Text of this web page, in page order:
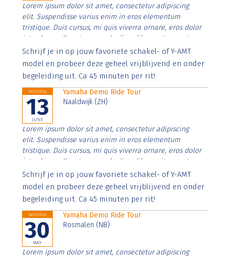
Lorem ipsum dolor sit amet, consectetur adipiscing
elit. Suspendisse varius enim in eros elementum
tristique. Duis cursus, mi quis viverra ornare, eros dolor
interdum nulla, ut commodo diam libero vitae erat.
Aenean faucibus nibh et justo cursus id rutrum lorem
imperdiet. Nunc ut sem vitae risus tristique posuere.
Schrijf je in op jouw favoriete schakel- of Y-AMT
model en probeer deze geheel vrijblijvend en onder
begeleiding uit. Ca 45 minuten per rit!
Saturday
13
JUNE
Yamaha Demo Ride Tour
Naaldwijk (ZH)
Lorem ipsum dolor sit amet, consectetur adipiscing
elit. Suspendisse varius enim in eros elementum
tristique. Duis cursus, mi quis viverra ornare, eros dolor
interdum nulla, ut commodo diam libero vitae erat.
Aenean faucibus nibh et justo cursus id rutrum lorem
imperdiet. Nunc ut sem vitae risus tristique posuere.
Schrijf je in op jouw favoriete schakel- of Y-AMT
model en probeer deze geheel vrijblijvend en onder
begeleiding uit. Ca 45 minuten per rit!
Saturday
30
MAY
Yamaha Demo Ride Tour
Rosmalen (NB)
Lorem ipsum dolor sit amet, consectetur adipiscing